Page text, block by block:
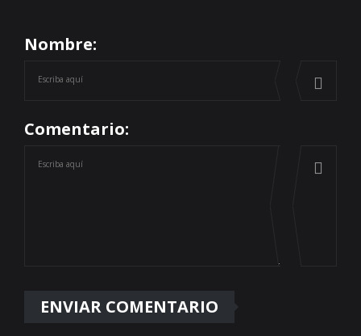
Nombre:
Comentario: